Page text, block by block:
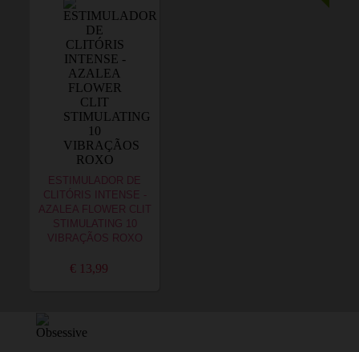
ESTIMULADOR DE
CLITÓRIS INTENSE -
AZALEA FLOWER CLIT
STIMULATING 10
VIBRAÇÃOS ROXO
€ 13,99